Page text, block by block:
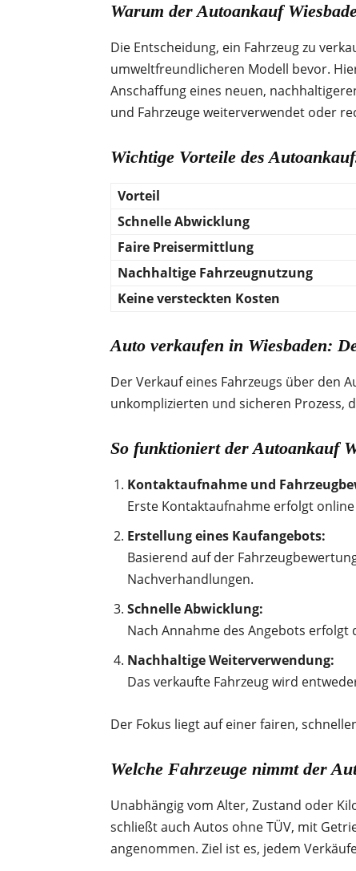
Warum der Autoankauf
Die Entscheidung, ein Fahrzeug zu
umweltfreundlicheren Modell bevor.
Anschaffung eines neuen,
und Fahrzeuge weiterverwendet oder
Wichtige Vorteile des
Vorteil
Schnelle Abwicklung
Faire Preisermittlung
Nachhaltige Fahrzeugnutzung
Keine versteckten Kosten
Auto verkaufen in Wiesbaden:
Der Verkauf eines Fahrzeugs über den
unkomplizierten und sicheren Prozess,
So funktioniert der Autoankauf
Kontaktaufnahme und
Erste Kontaktaufnahme erfolgt
Erstellung eines Kaufangebots:
Basierend auf der
Nachverhandlungen.
Schnelle Abwicklung:
Nach Annahme des Angebots erfolgt
Nachhaltige Weiterverwendung:
Das verkaufte Fahrzeug wird
Der Fokus liegt auf einer fairen,
Welche Fahrzeuge nimmt der
Unabhängig vom Alter, Zustand oder
schließt auch Autos ohne TÜV, mit
angenommen. Ziel ist es, jedem